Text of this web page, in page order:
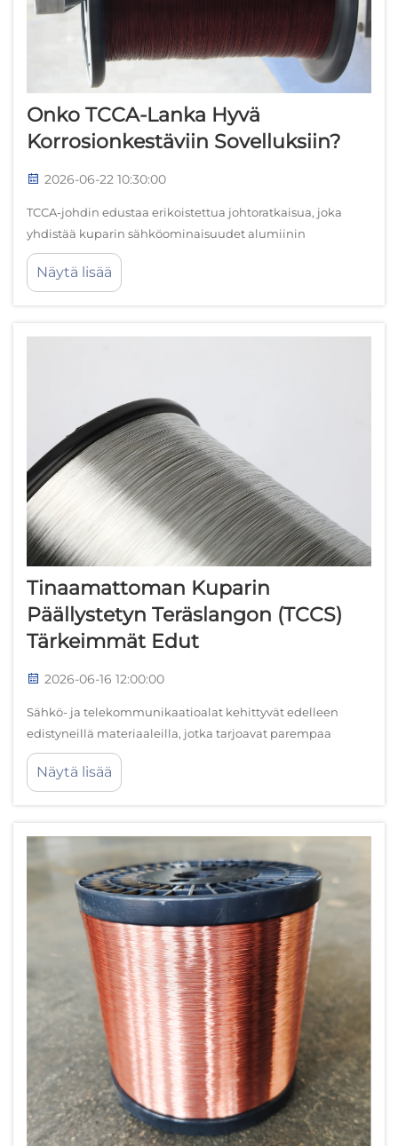
Onko TCCA-Lanka Hyvä
Korrosionkestäviin Sovelluksiin?
2026-06-22 10:30:00
TCCA-johdin edustaa erikoistettua johtoratkaisua, joka
yhdistää kuparin sähköominaisuudet alumiinin
kevytyyteen ja jota parantaa suojaava tina-pinnoite. Tämä
innovatiivinen johdinteknologia ratkaisee kriittisiä
Näytä lisää
Tinaamattoman Kuparin
Päällystetyn Teräslangon (TCCS)
Tärkeimmät Edut
2026-06-16 12:00:00
Sähkö- ja telekommunikaatioalat kehittyvät edelleen
edistyneillä materiaaleilla, jotka tarjoavat parempaa
suorituskykyä ja kustannustehokkuutta. Näiden
innovaatioiden joukossa tinatut kuparilla päällystetyt
Näytä lisää